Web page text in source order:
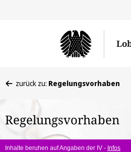
befinden
hier:
zurück zu: Regelungsvorhaben
Regelungsvorhaben
Inhalte beruhen auf Angaben der IV - Infos